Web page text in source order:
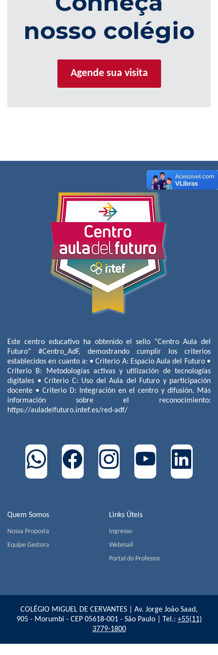
nosso colégio
Agende sua visita
Quem Somos
Nossa Proposta
Equipe Gestora
Links Úteis
Ingresso
Webmail
Portal do Professor
Este centro educativo ha obtenido el sello “Centro Aula del
Futuro” #Centro_AdF, demostrando cumplir los criterios
establecidos en cuanto a: • Criterio A: Espacio Aula del Futuro •
Criterio B: Metodologías activas y utilización de tecnologías
digitales • Criterio C: Uso del Aula del Futuro y participación
docente • Criterio D: Integración en el centro y difusión. Más
información sobre el reconocimiento:
https://auladelfuturo.intef.es/red-adf/
COLÉGIO MIGUEL DE CERVANTES | Av. Jorge João Saad,
905 - Morumbi - CEP 05618-001 - São Paulo | Tel.: +55(11)
3779-1800